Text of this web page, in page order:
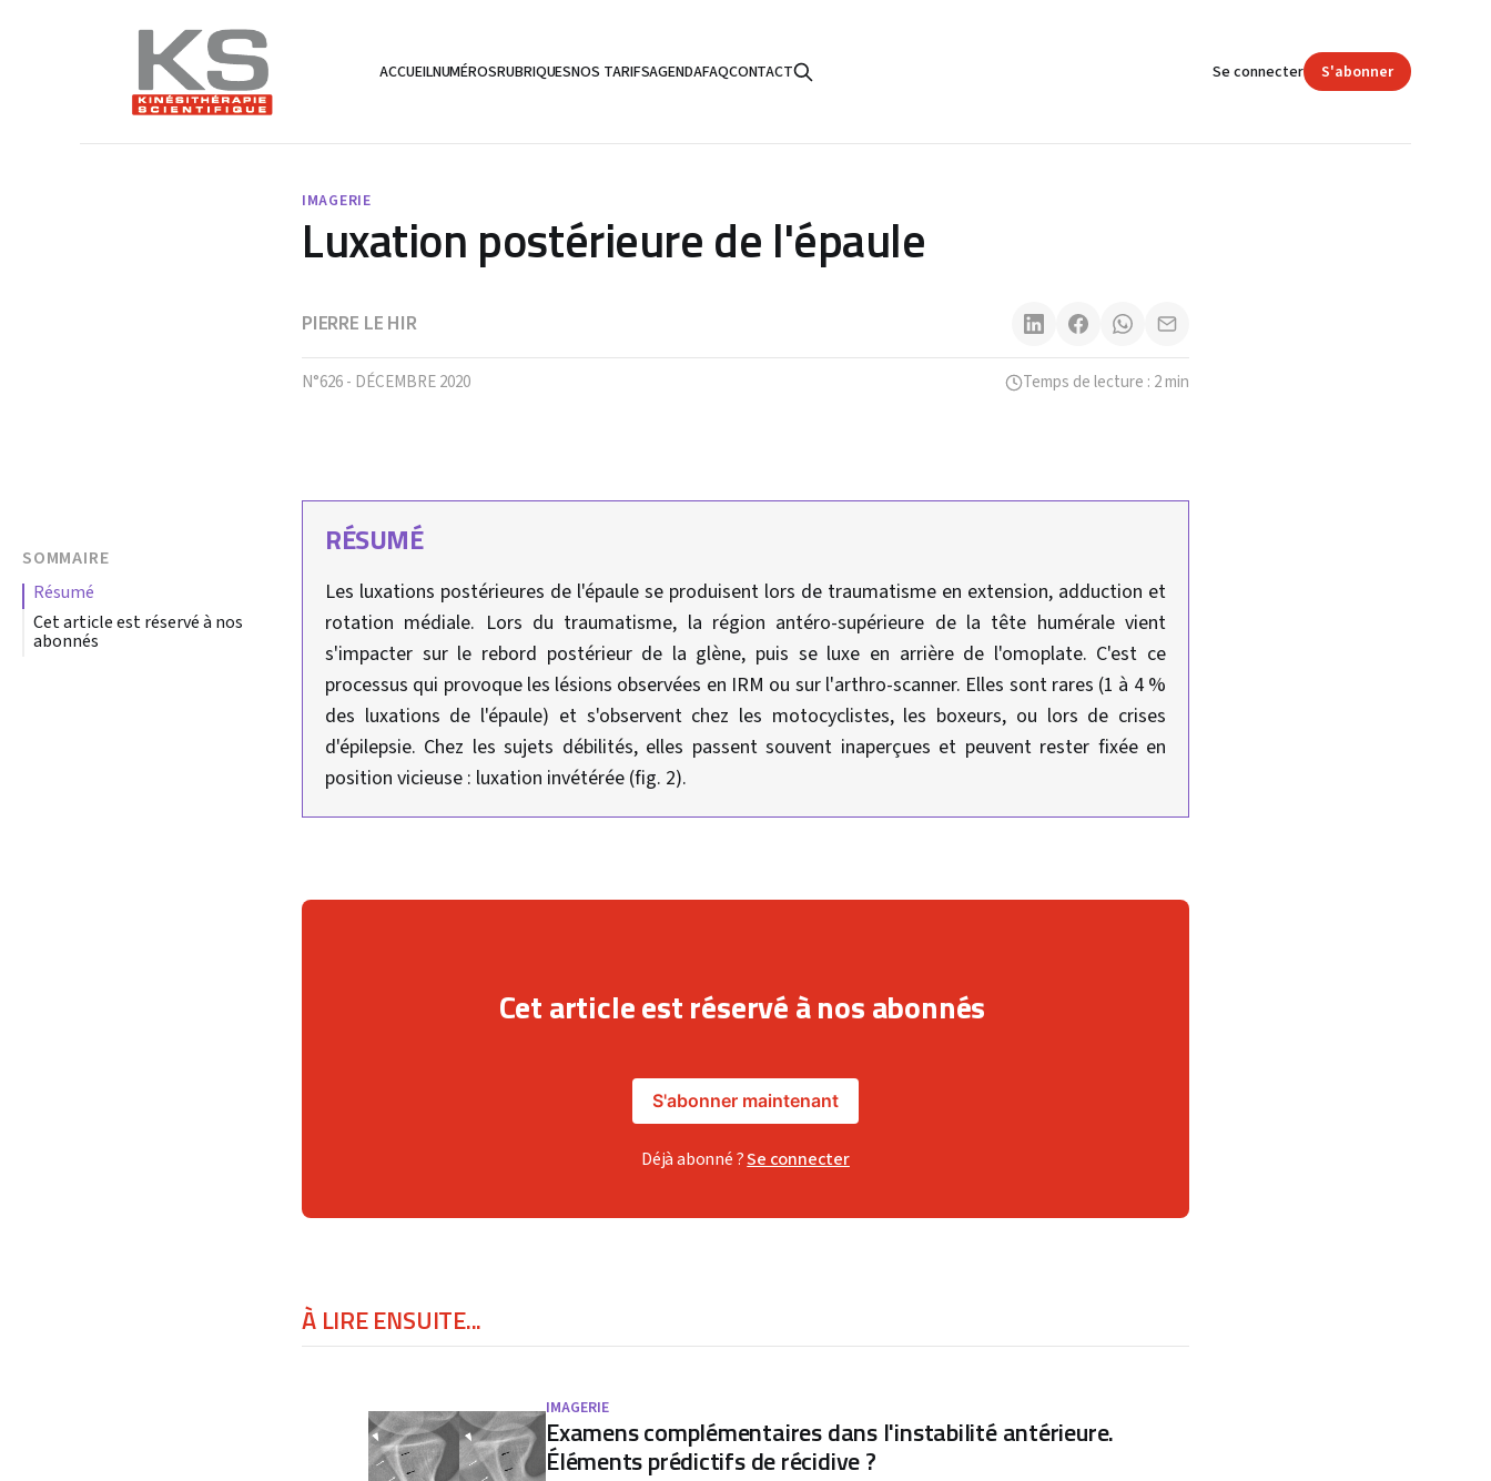
ACCUEILNUMÉROSRUBRIQUESNOS TARIFSAGENDAFAQCONTACT Se connecter S'abonner
IMAGERIE
Luxation postérieure de l'épaule
PIERRE LE HIR
N°626 - DÉCEMBRE 2020 Temps de lecture : 2 min
SOMMAIRE
résumé
Cet article est réservé à nos
abonnés
RÉSUMÉ
Les luxations postérieures de l'épaule se produisent lors de traumatisme en extension, adduction et
rotation médiale. Lors du traumatisme, la région antéro-supérieure de la tête humérale vient
s'impacter sur le rebord postérieur de la glène, puis se luxe en arrière de l'omoplate. C'est ce
processus qui provoque les lésions observées en IRM ou sur l'arthro-scanner. Elles sont rares (1 à 4 %
des luxations de l'épaule) et s'observent chez les motocyclistes, les boxeurs, ou lors de crises
d'épilepsie. Chez les sujets débilités, elles passent souvent inaperçues et peuvent rester fixée en
position vicieuse : luxation invétérée (fig. 2).
Cet article est réservé à nos abonnés
S'abonner maintenant
Déjà abonné ?Se connecter
À LIRE ENSUITE...
IMAGERIE
Examens complémentaires dans l'instabilité antérieure.
Éléments prédictifs de récidive ?